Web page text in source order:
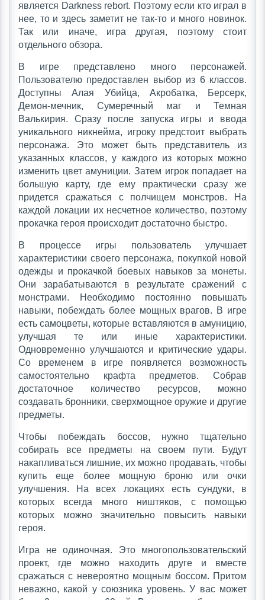
является Darkness rebort. Поэтому если кто играл в
нее, то и здесь заметит не так-то и много новинок.
Так или иначе, игра другая, поэтому стоит
отдельного обзора.
В игре представлено много персонажей.
Пользователю предоставлен выбор из 6 классов.
Доступны Алая Убийца, Акробатка, Берсерк,
Демон-мечник, Сумеречный маг и Темная
Валькирия. Сразу после запуска игры и ввода
уникального никнейма, игроку предстоит выбрать
персонажа. Это может быть представитель из
указанных классов, у каждого из которых можно
изменить цвет амуниции. Затем игрок попадает на
большую карту, где ему практически сразу же
придется сражаться с полчищем монстров. На
каждой локации их несчетное количество, поэтому
прокачка героя происходит достаточно быстро.
В процессе игры пользователь улучшает
характеристики своего персонажа, покупкой новой
одежды и прокачкой боевых навыков за монеты.
Они зарабатываются в результате сражений с
монстрами. Необходимо постоянно повышать
навыки, побеждать более мощных врагов. В игре
есть самоцветы, которые вставляются в амуницию,
улучшая те или иные характеристики.
Одновременно улучшаются и критические удары.
Со временем в игре появляется возможность
самостоятельно крафта предметов. Собрав
достаточное количество ресурсов, можно
создавать бронники, сверхмощное оружие и другие
предметы.
Чтобы побеждать боссов, нужно тщательно
собирать все предметы на своем пути. Будут
накапливаться лишние, их можно продавать, чтобы
купить еще более мощную броню или очки
улучшения. На всех локациях есть сундуки, в
которых всегда много ништяков, с помощью
которых можно значительно повысить навыки
героя.
Игра не одиночная. Это многопользовательский
проект, где можно находить друге и вместе
сражаться с невероятно мощным боссом. Притом
неважно, какой у союзника уровень. У вас может